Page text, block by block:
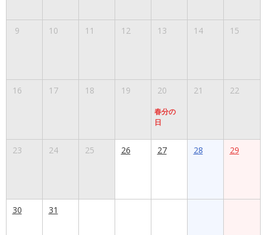
9 10 11 12 13 14 15
16 17 18 19 20
春分の
日
21 22
23 24 25 26 27 28 29
30 31